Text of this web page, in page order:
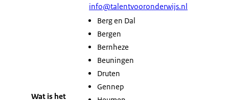
info@talentvooronderwijs.nl
Wat is het
Berg en Dal
Bergen
Bernheze
Beuningen
Druten
Gennep